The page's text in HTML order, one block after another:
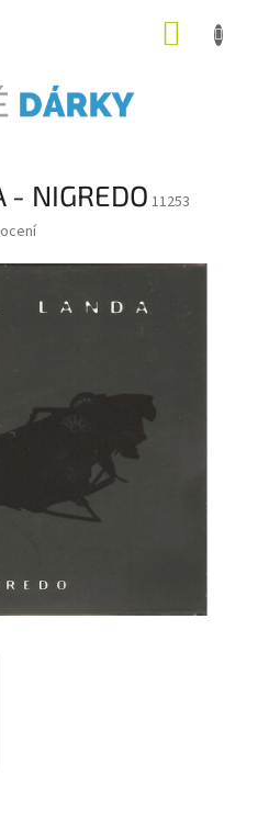
- NIGREDO 11253